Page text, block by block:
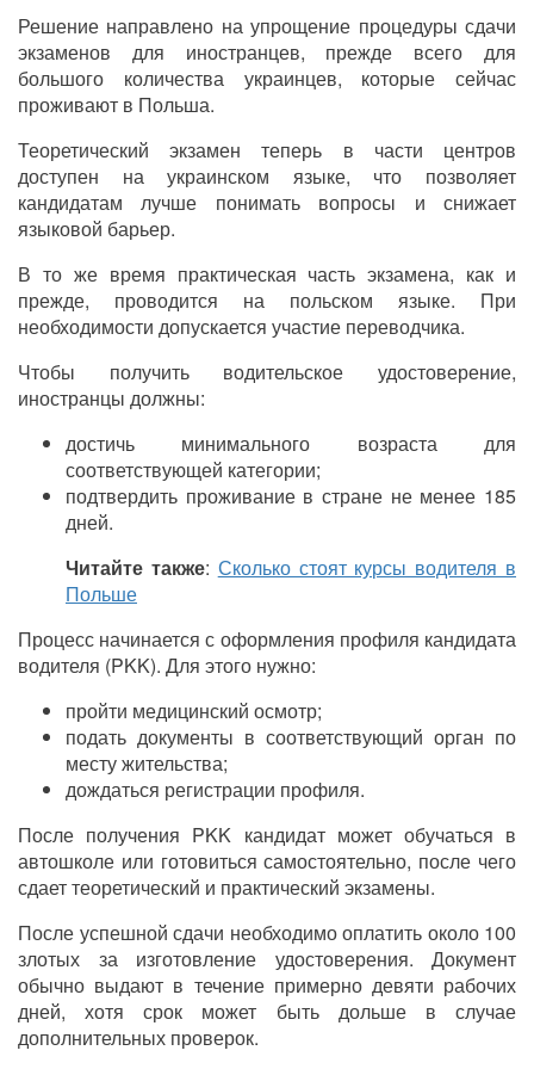
Решение направлено на упрощение процедуры сдачи
экзаменов для иностранцев, прежде всего для
большого количества украинцев, которые сейчас
проживают в Польша.
Теоретический экзамен теперь в части центров
доступен на украинском языке, что позволяет
кандидатам лучше понимать вопросы и снижает
языковой барьер.
В то же время практическая часть экзамена, как и
прежде, проводится на польском языке. При
необходимости допускается участие переводчика.
Чтобы получить водительское удостоверение,
иностранцы должны:
достичь минимального возраста для
соответствующей категории;
подтвердить проживание в стране не менее 185
дней.
Читайте также: Сколько стоят курсы водителя в
Польше
Процесс начинается с оформления профиля кандидата
водителя (PKK). Для этого нужно:
пройти медицинский осмотр;
подать документы в соответствующий орган по
месту жительства;
дождаться регистрации профиля.
После получения PKK кандидат может обучаться в
автошколе или готовиться самостоятельно, после чего
сдает теоретический и практический экзамены.
После успешной сдачи необходимо оплатить около 100
злотых за изготовление удостоверения. Документ
обычно выдают в течение примерно девяти рабочих
дней, хотя срок может быть дольше в случае
дополнительных проверок.